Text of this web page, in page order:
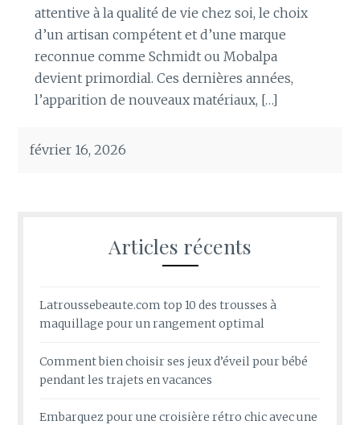
attentive à la qualité de vie chez soi, le choix
d’un artisan compétent et d’une marque
reconnue comme Schmidt ou Mobalpa
devient primordial. Ces dernières années,
l’apparition de nouveaux matériaux, […]
février 16, 2026
Articles récents
Latroussebeaute.com top 10 des trousses à
maquillage pour un rangement optimal
Comment bien choisir ses jeux d’éveil pour bébé
pendant les trajets en vacances
Embarquez pour une croisière rétro chic avec une